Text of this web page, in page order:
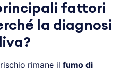
fattori
la diagnosi
rimane il fumo di